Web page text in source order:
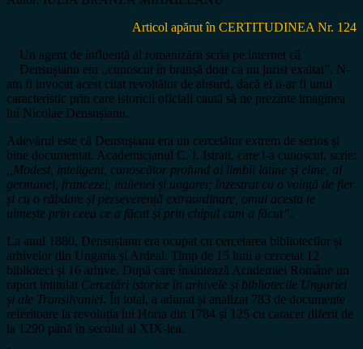
Articol apărut în CERTITUDINEA Nr. 124
Un agent de influență al romanizării scria pe internet că
Densușianu era ,,cunoscut în branșă doar ca un jurist exaltat”. N-
am fi invocat acest citat revoltător de absurd, dacă el n-ar fi unul
caracteristic prin care istoricii oficiali caută să ne prezinte imaginea
lui Nicolae Densușianu.
Adevărul este că Densușianu era un cercetător extrem de serios și
bine documentat. Academicianul C. I. Istrati, care l-a cunoscut, scrie:
,,Modest, inteligent, cunoscător profund al limbii latine și eline, al
germanei, francezei, italienei și ungarei; înzestrat cu o voință de fier
și cu o răbdare și perseverență extraordinare, omul acesta te
uimește prin ceea ce a făcut și prin chipul cum a făcut”.
La anul 1880, Densușianu era ocupat cu cercetarea bibliotecilor și
arhivelor din Ungaria și Ardeal. Timp de 15 luni a cercetat 12
biblioteci și 16 arhive. După care înaintează Academiei Române un
raport intitulat Cercetări istorice în arhivele și bibliotecile Ungariei
și ale Transilvaniei. În total, a adunat și analizat 783 de documente
referitoare la revoluția lui Horia din 1784 și 125 cu caracer diferit de
la 1290 până în secolul al XIX-lea.